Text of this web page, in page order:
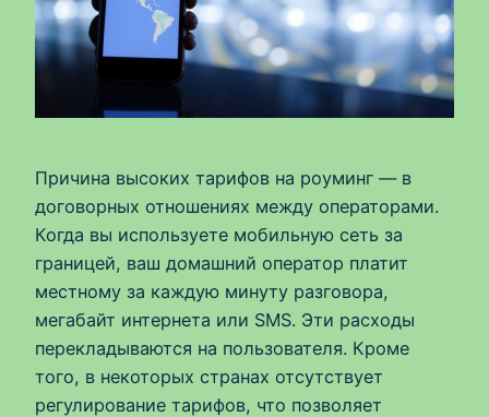
Причина высоких тарифов на роуминг — в
договорных отношениях между операторами.
Когда вы используете мобильную сеть за
границей, ваш домашний оператор платит
местному за каждую минуту разговора,
мегабайт интернета или SMS. Эти расходы
перекладываются на пользователя. Кроме
того, в некоторых странах отсутствует
регулирование тарифов, что позволяет